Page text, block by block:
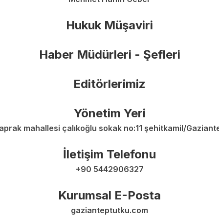
Hukuk Müşaviri
Haber Müdürleri - Şefleri
Editörlerimiz
Yönetim Yeri
mahallesi çalıkoğlu sokak no:11 şehitkamil/
İletişim Telefonu
+90 5442906327
Kurumsal E-Posta
gazianteptutku.com